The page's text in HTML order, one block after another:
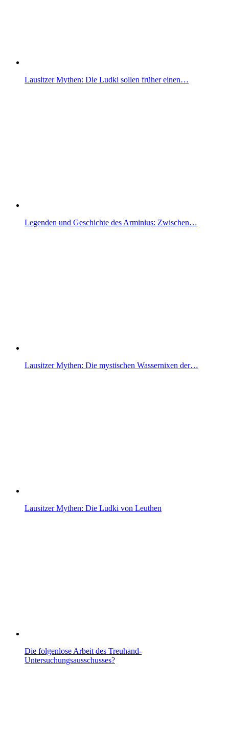
Lausitzer Mythen: Die Ludki sollen früher einen…
Legenden und Geschichte des Arminius: Zwischen…
Lausitzer Mythen: Die mystischen Wassernixen der…
Lausitzer Mythen: Die Ludki von Leuthen
Die folgenlose Arbeit des Treuhand-
Untersuchungsausschusses?